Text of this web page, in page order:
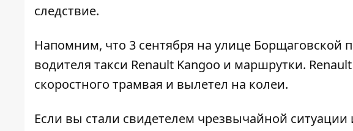
следствие.
Напомним, что 3 сентября на улице Борщаговской
водителя такси Renault Kangoo и маршрутки.
скоростного трамвая и вылетел на колеи.
Если вы стали свидетелем чрезвычайной